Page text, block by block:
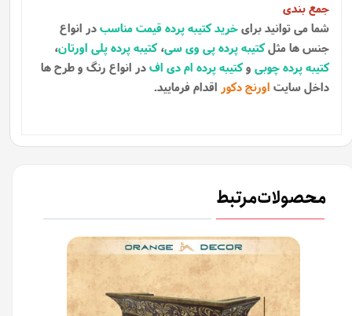
جمع بندی
شما می توانید برایخرید کتیبه پرده قیمت مناسبدر انواع
جنس ها مثلکتیبه پرده پی وی سی،کتیبه پرده پلی اورتان،
کتیبه پرده چوبی وکتیبه پرده ام دی افدر انواع رنگ و طرح ها
داخل سایت اورنج دکور اقدام فرمایید.
محصولات مرتبط